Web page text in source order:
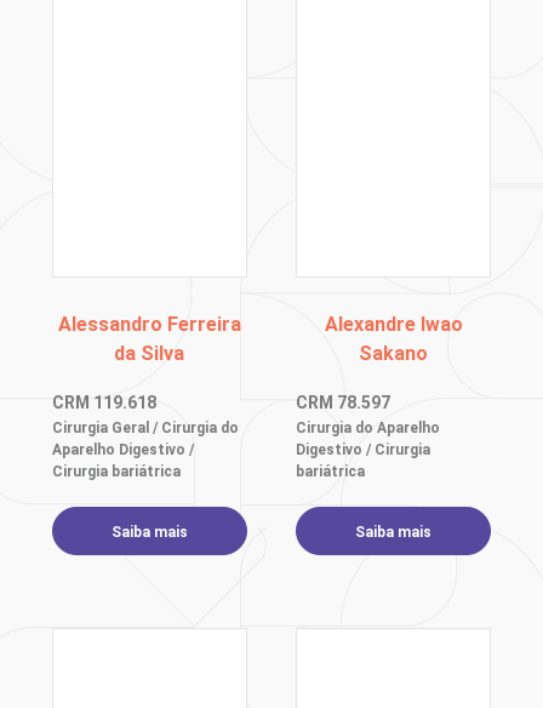
Alessandro Ferreira
da Silva
CRM 119.618
Cirurgia Geral / Cirurgia do
Aparelho Digestivo /
Cirurgia bariátrica
Saiba mais
Alexandre Iwao
Sakano
CRM 78.597
Cirurgia do Aparelho
Digestivo / Cirurgia
bariátrica
Saiba mais